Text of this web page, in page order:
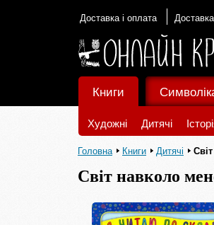
Доставка і оплата
Книги
Художні Дитячі
Головна Книги Дитячі
Світ навколо